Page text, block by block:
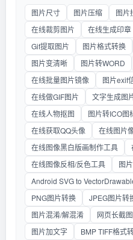
图片尺寸 图片压缩 图片
在线裁剪图片
在线生成印章
Gif提取图片
图片格式转换
图片变清晰
图片转WORD
在线批量图片镜像
图片exif
在线做GIF图片
文字生成图
在线人物抠图
图片转ICO图
在线获取QQ头像
在线图片
在线图像黑白版画制作工具
在线图像反相/反色工具
图
Android SVG to
PNG图片转换
JPEG图片转
图片混淆/解混淆
网页长截图
图片加文字
BMP TIFF格式